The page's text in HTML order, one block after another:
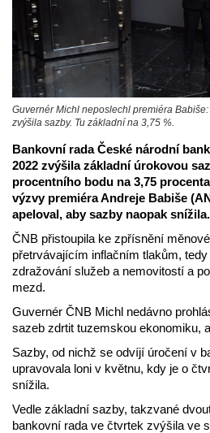
Guvernér Michl neposlechl premiéra
zvýšila sazby. Tu základní na 3,75 %.
Bankovní rada České národní
2022 zvýšila základní úrokovou
procentního bodu na 3,75
výzvy premiéra Andreje Babiše
apeloval, aby sazby naopak snížila.
ČNB přistoupila ke zpřísnění
přetrvávajícím inflačním tlakům,
zdražování služeb a nemovitostí a
mezd.
Guvernér ČNB Michl nedávno
sazeb zdrtit tuzemskou ekonomiku,
Sazby, od nichž se odvíjí úročení v
upravovala loni v květnu, kdy je o
snížila.
Vedle základní sazby, takzvané
bankovní rada ve čtvrtek zvýšila ve